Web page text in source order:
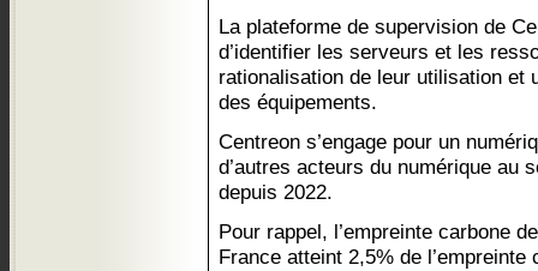
La plateforme de supervision de
d’identifier les serveurs et les
rationalisation de leur utilisation et
des équipements.
Centreon s’engage pour un
d’autres acteurs du numérique au
depuis 2022.
Pour rappel, l’empreinte carbone
France atteint 2,5% de l’empreinte